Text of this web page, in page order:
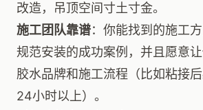
改造，吊顶空间寸土寸金。
施工团队靠谱：你能找到的施工
规范安装的成功案例，并且愿意
胶水品牌和施工流程（比如粘接
24小时以上）。